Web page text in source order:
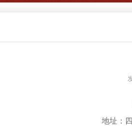
地址：